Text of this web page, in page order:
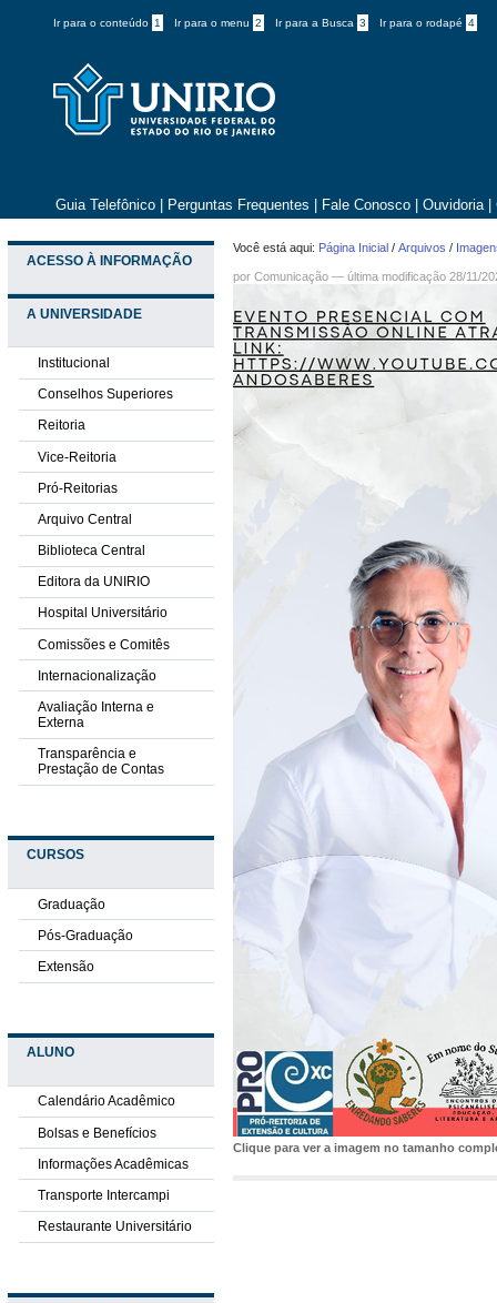
Ir para o conteúdo 1 Ir para o menu 2 Ir para a Busca 3 Ir para o rodapé 4
Guia Telefônico Perguntas Frequentes Fale Conosco Ouvidoria
ACESSO À INFORMAÇÃO
A UNIVERSIDADE
Institucional
Conselhos Superiores
Reitoria
Vice-Reitoria
Pró-Reitorias
Arquivo Central
Biblioteca Central
Editora da UNIRIO
Hospital Universitário
Comissões e Comitês
Internacionalização
Avaliação Interna e
Externa
Transparência e
Prestação de Contas
CURSOS
Graduação
Pós-Graduação
Extensão
ALUNO
Calendário Acadêmico
Bolsas e Benefícios
Informações Acadêmicas
Transporte Intercampi
Restaurante Universitário
Você está aqui: Página Inicial /Arquivos /
porComunicação —última modificação 28/11/
Clique para ver a imagem no tamanho